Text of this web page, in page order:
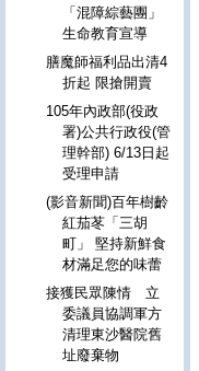
「混障綜藝團」
生命教育宣導
膳魔師福利品出清4
折起 限搶開賣
105年內政部(役政
署)公共行政役(管
理幹部) 6/13日起
受理申請
(影音新聞)百年樹齡
紅茄苳「三胡
町」 堅持新鮮食
材滿足您的味蕾
接獲民眾陳情 立
委議員協調軍方
清理東沙醫院舊
址廢棄物